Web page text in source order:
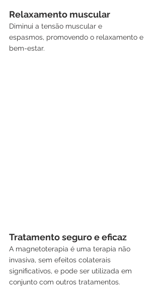
Relaxamento muscular
Diminui a tensão muscular e
espasmos, promovendo o relaxamento e
bem-estar.
Tratamento seguro e eficaz
A magnetoterapia é uma terapia não
invasiva, sem efeitos colaterais
significativos, e pode ser utilizada em
conjunto com outros tratamentos.